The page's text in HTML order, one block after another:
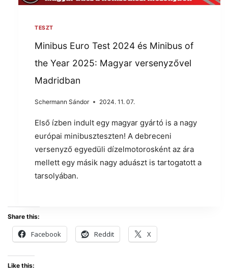
TESZT
Minibus Euro Test 2024 és Minibus of
the Year 2025: Magyar versenyzővel
Madridban
Schermann Sándor 2024. 11. 07.
Első ízben indult egy magyar gyártó is a nagy
európai minibuszteszten! A debreceni
versenyző egyedüli dízelmotorosként az ára
mellett egy másik nagy aduászt is tartogatott a
tarsolyában.
Share this:
Facebook Reddit X
Like this: